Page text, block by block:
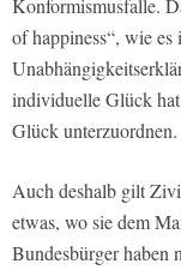
Konformismusfalle.
of happiness“, wie
individuelle Glück
Glück unterzuordnen.
Auch deshalb gilt
etwas, wo sie dem
Bundesbürger haben